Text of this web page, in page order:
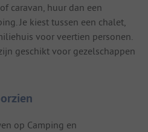
caravan, huur dan een
Je kiest tussen een chalet,
voor veertien personen.
geschikt voor gezelschappen
op Camping en